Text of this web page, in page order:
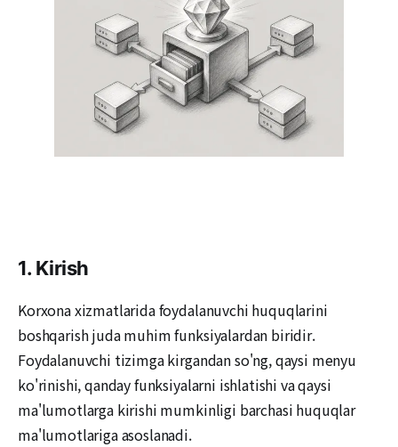
1. Kirish
Korxona xizmatlarida foydalanuvchi huquqlarini
boshqarish juda muhim funksiyalardan biridir.
Foydalanuvchi tizimga kirgandan so'ng, qaysi menyu
ko'rinishi, qanday funksiyalarni ishlatishi va qaysi
ma'lumotlarga kirishi mumkinligi barchasi huquqlar
ma'lumotlariga asoslanadi.